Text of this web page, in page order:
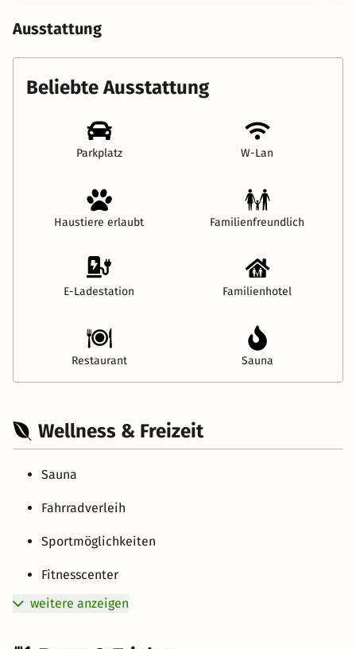
Ausstattung
Beliebte Ausstattung
Parkplatz W-Lan
Haustiere erlaubt Familienfreundlich
E-Ladestation Familienhotel
Restaurant Sauna
Wellness & Freizeit
Sauna
Fahrradverleih
Sportmöglichkeiten
Fitnesscenter
weitere anzeigen